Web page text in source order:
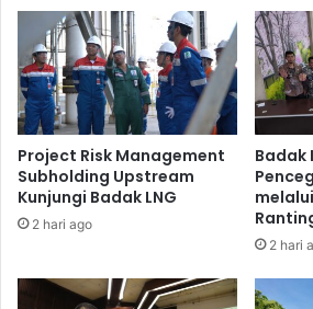
Ditemui disela-sela kegiatan Bazar
selaku Ketua Panitia
digelar untuk memupuk kepedulian
Irma, serta dapat mengetahui bahwa
saudara sesama muslim yang perlu
Project Risk Management
Subholding Upstream
Kunjungi Badak LNG
2 hari ago
Badak
2 hari